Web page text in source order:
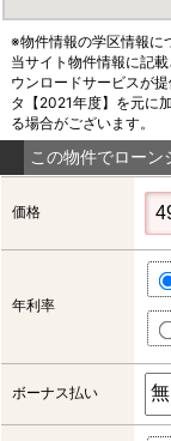
※物件情報の学区情報に
当サイト物件情報に記
ウンロードサービスが
タ【2021年度】を元に
る場合がございます。
この物件でローン
価格
年利率
ボーナス払い